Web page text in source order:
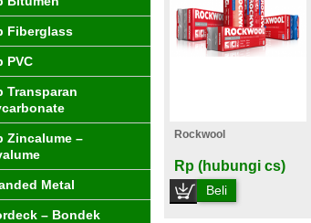
Rockwool
Rp (hubungi cs)
Beli
Fiberglass
PVC
Transparan
Zincalume –
Metal
– Bondek